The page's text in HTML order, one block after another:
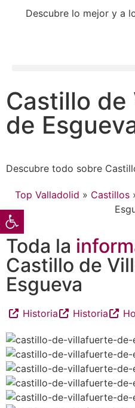
Descubre lo mejor y a
Castillo
de
Descubre todo sobre
Top Valladolid » Castillos
Toda la
Castillo de
Esgueva
Historia Historia
Abrir barra de